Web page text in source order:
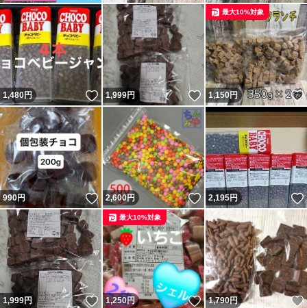
1,480円 いいね！
1,999円 いいね！
1,150円
最大10%対象
990円 いいね！
2,600円 いいね！
2,195円
1,999円 いいね！
1,250円 いいね！
最大10%対象
1,790円